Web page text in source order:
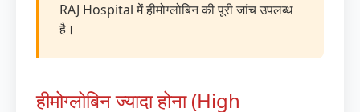
RAJ Hospital में हीमोग्लोबिन की पूरी जांच उपलब्ध
है।
हीमोग्लोबिन ज्यादा होना (High